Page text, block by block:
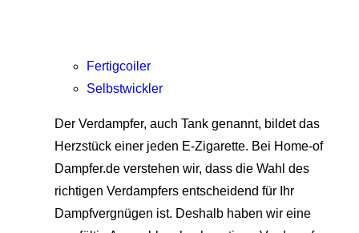
Fertigcoiler
Selbstwickler
Der Verdampfer, auch Tank genannt, bildet das
Herzstück einer jeden E-Zigarette. Bei Home-of
Dampfer.de verstehen wir, dass die Wahl des
richtigen Verdampfers entscheidend für Ihr
Dampfvergnügen ist. Deshalb haben wir eine